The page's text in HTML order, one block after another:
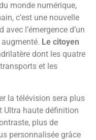
monde numérique,
c’est une nouvelle
l’émergence d’un
Le citoyen
dont les quatre
et les
la télévision sera plus
Ultra haute définition
plus de
personnalisée grâce